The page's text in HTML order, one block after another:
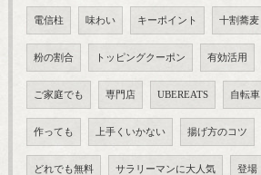
電信柱 味わい キーポイント 十割蕎麦
粉の割合 トッピングクーポン 有効活用
ご家庭でも 専門店 UBEREATS 自転車
作っても 上手くいかない 揚げ方のコツ
どれでも無料 サラリーマンに大人気 登場